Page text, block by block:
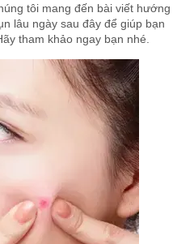
tôi mang đến bài viết hướng
lâu ngày sau đây để giúp bạn
tham khảo ngay bạn nhé.